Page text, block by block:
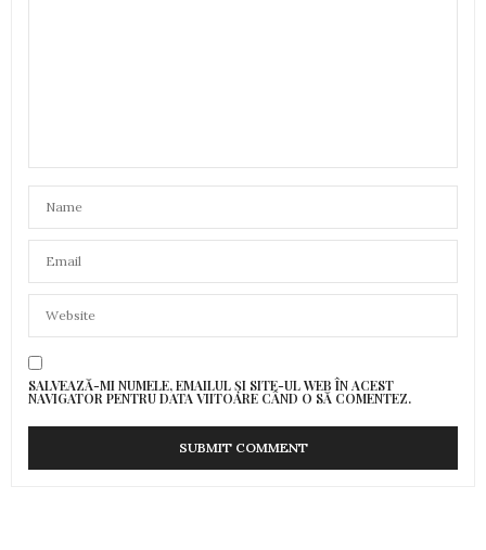
SALVEAZĂ-MI NUMELE, EMAILUL ȘI SITE-UL WEB ÎN ACEST
NAVIGATOR PENTRU DATA VIITOARE CÂND O SĂ COMENTEZ.